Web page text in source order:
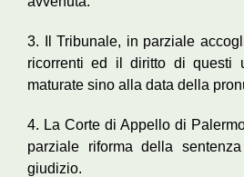
3. Il Tribunale, in parziale
ricorrenti ed il diritto di questi
maturate sino alla data della
4. La Corte di Appello di
parziale riforma della
giudizio.